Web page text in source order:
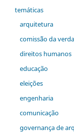
temáticas
arquitetura
comiss˜ão da
direitos humanos
educação
eleições
engenharia
comunicação
governança de